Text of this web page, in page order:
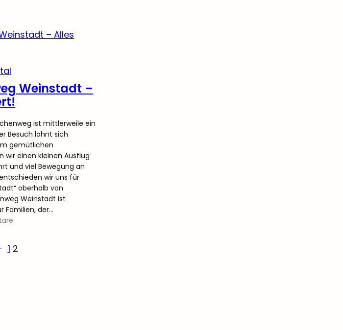
Weinstadt –
ist mittlerweile ein
Besuch lohnt sich
gemütlichen
einen kleinen Ausflug
und viel Bewegung an
wir uns für
oberhalb von
Weinstadt ist
Familien, der…
1 2